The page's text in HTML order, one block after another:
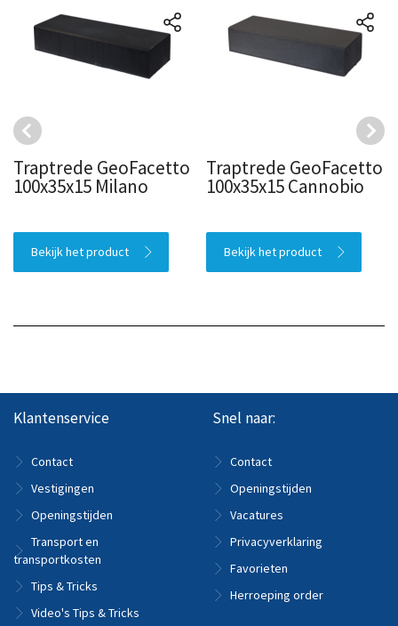
Traptrede GeoFacetto
100x35x15 Milano
Bekijk het product
Traptrede GeoFacetto
100x35x15 Cannobio
Bekijk het product
Klantenservice
Contact
Vestigingen
Openingstijden
Transport en
transportkosten
Tips & Tricks
Video's Tips & Tricks
Snel naar:
Contact
Openingstijden
Vacatures
Privacyverklaring
Favorieten
Herroeping order